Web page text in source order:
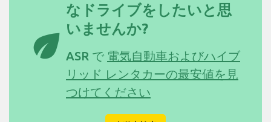
eco
なドライブをしたいと思
いませんか?
ASR で 電気自動車およびハイブ
リッド レンタカーの最安値を見
つけてください